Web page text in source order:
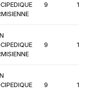
9 1ère
9 1ère
9 1ère